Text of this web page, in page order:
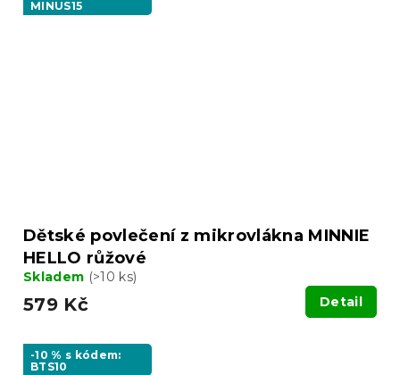
MINUS15
Dětské povlečení z mikrovlákna MINNIE
HELLO růžové
Skladem (>10 ks)
579 Kč Detail
-10 % s kódem:
BTS10